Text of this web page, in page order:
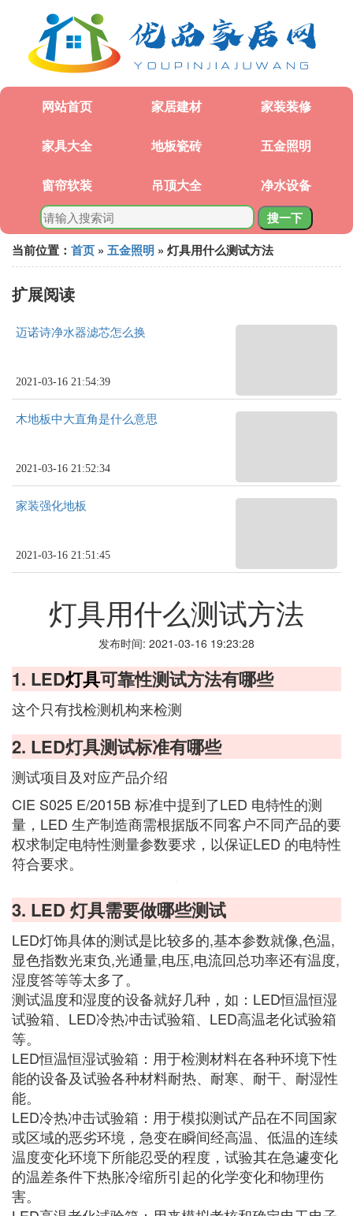
网站首页 家居建材 家装装修
家具大全 地板瓷砖 五金照明
窗帘软装 吊顶大全 净水设备
搜一下
当前位置： 首页 » 五金照明 » 灯具用什么测试方法
扩展阅读
迈诺诗净水器滤芯怎么换
2021-03-16 21:54:39
木地板中大直角是什么意思
2021-03-16 21:52:34
家装强化地板
2021-03-16 21:51:45
灯具用什么测试方法
发布时间: 2021-03-16 19:23:28
1. LED灯具可靠性测试方法有哪些
这个只有找检测机构来检测
2. LED灯具测试标准有哪些
测试项目及对应产品介绍
CIE S025 E/2015B 标准中提到了LED 电特性的测
量，LED 生产制造商需根据版不同客户不同产品的要
权求制定电特性测量参数要求，以保证LED 的电特性
符合要求。
3. LED 灯具需要做哪些测试
LED灯饰具体的测试是比较多的,基本参数就像,色温,
显色指数光束负,光通量,电压,电流回总功率还有温度,
湿度答等等太多了。
测试温度和湿度的设备就好几种，如：LED恒温恒湿
试验箱、LED冷热冲击试验箱、LED高温老化试验箱
等。
LED恒温恒湿试验箱：用于检测材料在各种环境下性
能的设备及试验各种材料耐热、耐寒、耐干、耐湿性
能。
LED冷热冲击试验箱：用于模拟测试产品在不同国家
或区域的恶劣环境，急变在瞬间经高温、低温的连续
温度变化环境下所能忍受的程度，试验其在急遽变化
的温差条件下热胀冷缩所引起的化学变化和物理伤
害。